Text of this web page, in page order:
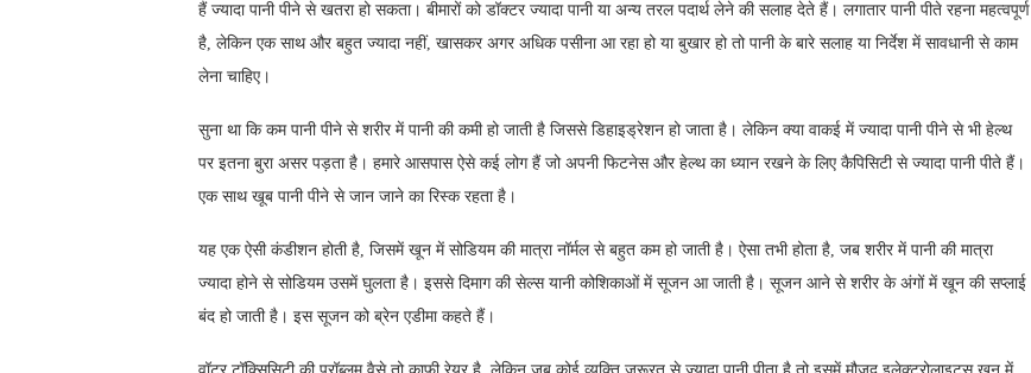
हैं ज्यादा पानी पीने से खतरा हो सकता। बीमारों को डॉक्टर ज्यादा पानी या अन्य तरल पदार्थ लेने की सलाह देते हैं। लगातार पानी पीते रहना महत्वपूर्ण
है, लेकिन एक साथ और बहुत ज्यादा नहीं, खासकर अगर अधिक पसीना आ रहा हो या बुखार हो तो पानी के बारे सलाह या निर्देश में सावधानी से काम
लेना चाहिए।
सुना था कि कम पानी पीने से शरीर में पानी की कमी हो जाती है जिससे डिहाइड्रेशन हो जाता है। लेकिन क्या वाकई में ज्यादा पानी पीने से भी हेल्थ
पर इतना बुरा असर पड़ता है। हमारे आसपास ऐसे कई लोग हैं जो अपनी फिटनेस और हेल्थ का ध्यान रखने के लिए कैपिसिटी से ज्यादा पानी पीते हैं।
एक साथ खूब पानी पीने से जान जाने का रिस्क रहता है।
यह एक ऐसी कंडीशन होती है, जिसमें खून में सोडियम की मात्रा नॉर्मल से बहुत कम हो जाती है। ऐसा तभी होता है, जब शरीर में पानी की मात्रा
ज्यादा होने से सोडियम उसमें घुलता है। इससे दिमाग की सेल्स यानी कोशिकाओं में सूजन आ जाती है। सूजन आने से शरीर के अंगों में खून की सप्लाई
बंद हो जाती है। इस सूजन को ब्रेन एडीमा कहते हैं।